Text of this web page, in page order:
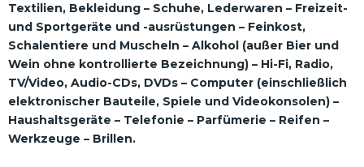
Textilien, Bekleidung – Schuhe, Lederwaren – Freizeit-
und Sportgeräte und -ausrüstungen – Feinkost,
Schalentiere und Muscheln – Alkohol (außer Bier und
Wein ohne kontrollierte Bezeichnung) – Hi-Fi, Radio,
TV/Video, Audio-CDs, DVDs – Computer (einschließlich
elektronischer Bauteile, Spiele und Videokonsolen) –
Haushaltsgeräte – Telefonie – Parfümerie – Reifen –
Werkzeuge – Brillen.